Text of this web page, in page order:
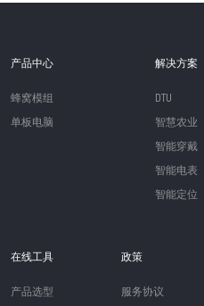
产品中心
蜂窝模组
单板电脑
解决方案
DTU
智慧农业
智能穿戴
智能电表
智能定位
在线工具
产品选型
政策
服务协议